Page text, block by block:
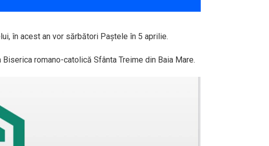
în acest an vor sărbători Paștele în 5 aprilie.
romano-catolică Sfânta Treime din Baia Mare.